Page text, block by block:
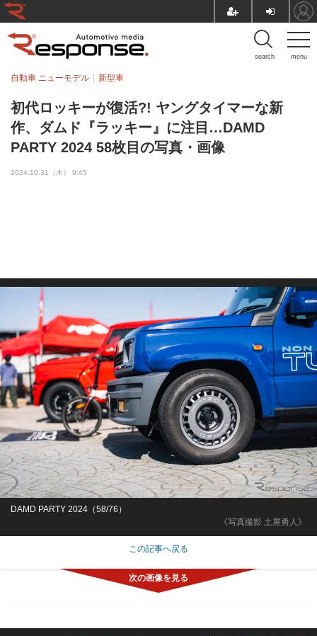
menu
search
初代ロッキーが復活?! ヤングタイマーな新
作、ダムド『ラッキー』に注目…DAMD
PARTY 2024 58枚目の写真・画像
自動車 ニューモデル 新型車
2024.10.31（木） 9:45
《写真撮影 土屋勇人》
DAMD PARTY 2024（58/76）
この記事へ戻る